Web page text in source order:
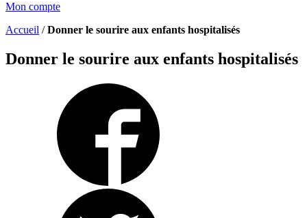
Mon compte
Accueil /Donner le sourire aux enfants hospitalisés
Donner le sourire aux enfants hospitalisés